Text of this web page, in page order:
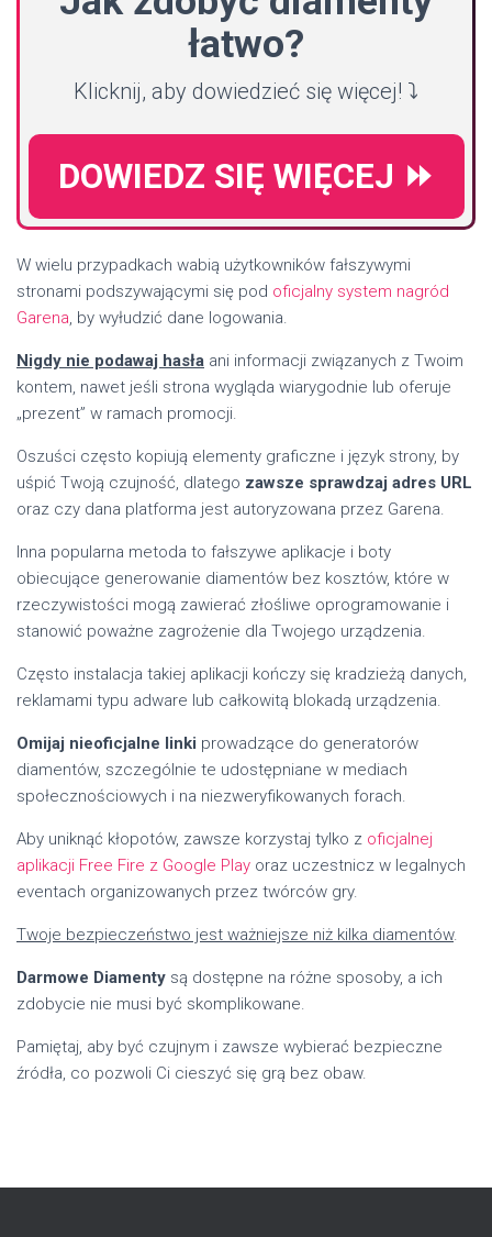
łatwo?
Klicknij, aby dowiedzieć się więcej! ⤵️
DOWIEDZ SIĘ WIĘCEJ ⏩
W wielu przypadkach wabią użytkowników fałszywymi
stronami podszywającymi się pod oficjalny system nagród
Garena, by wyłudzić dane logowania.
Nigdy nie podawaj hasła ani informacji związanych z Twoim
kontem, nawet jeśli strona wygląda wiarygodnie lub oferuje
„prezent” w ramach promocji.
Oszuści często kopiują elementy graficzne i język strony, by
uśpić Twoją czujność, dlatego zawsze sprawdzaj adres URL
oraz czy dana platforma jest autoryzowana przez Garena.
Inna popularna metoda to fałszywe aplikacje i boty
obiecujące generowanie diamentów bez kosztów, które w
rzeczywistości mogą zawierać złośliwe oprogramowanie i
stanowić poważne zagrożenie dla Twojego urządzenia.
Często instalacja takiej aplikacji kończy się kradzieżą danych,
reklamami typu adware lub całkowitą blokadą urządzenia.
Omijaj nieoficjalne linki prowadzące do generatorów
diamentów, szczególnie te udostępniane w mediach
społecznościowych i na niezweryfikowanych forach.
Aby uniknąć kłopotów, zawsze korzystaj tylko z oficjalnej
aplikacji Free Fire z Google Play oraz uczestnicz w legalnych
eventach organizowanych przez twórców gry.
Twoje bezpieczeństwo jest ważniejsze niż kilka diamentów.
Darmowe Diamenty są dostępne na różne sposoby, a ich
zdobycie nie musi być skomplikowane.
Pamiętaj, aby być czujnym i zawsze wybierać bezpieczne
źródła, co pozwoli Ci cieszyć się grą bez obaw.